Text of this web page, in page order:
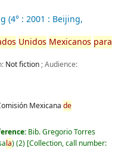
(4° : 2001 : Beijing,
Unidos Mexicanos para
Not fiction; Audience:
Mexicana de
Bib. Gregorio Torres
la)(2) Collection, call number: